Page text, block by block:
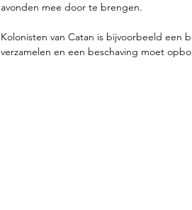
avonden mee door te brengen.
Kolonisten van Catan is bijvoorbeeld een
verzamelen en een beschaving moet